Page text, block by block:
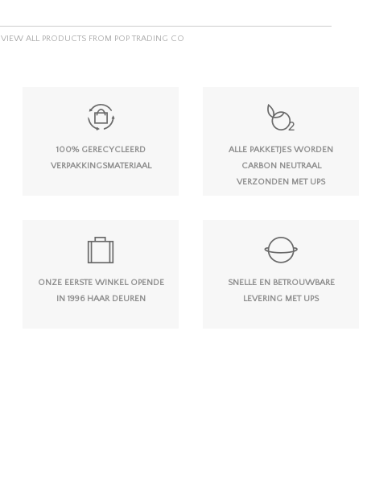
VIEW ALL PRODUCTS FROM POP TRADING CO
100% GERECYCLEERD
VERPAKKINGSMATERIAAL
ALLE PAKKETJES WORDEN
CARBON NEUTRAAL
VERZONDEN MET UPS
ONZE EERSTE WINKEL OPENDE
IN 1996 HAAR DEUREN
SNELLE EN BETROUWBARE
LEVERING MET UPS